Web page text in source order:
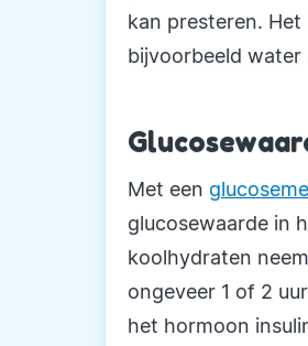
kan presteren.
bijvoorbeeld water
Met een
glucosewaarde in
koolhydraten
ongeveer 1 of 2
het hormoon